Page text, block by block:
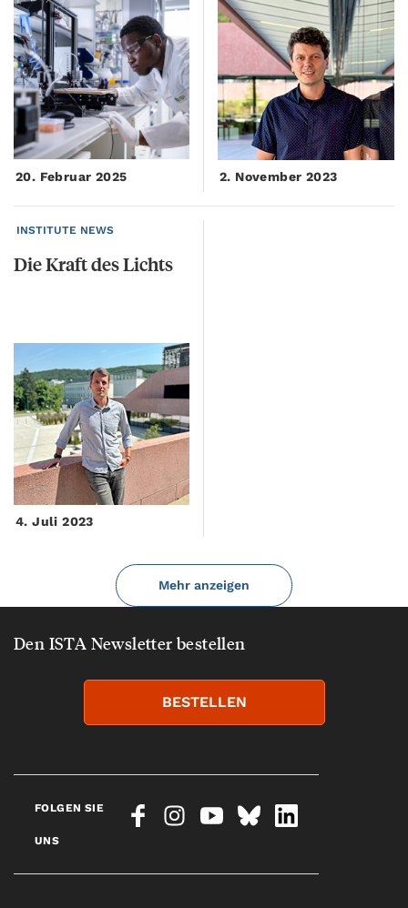
20. Februar 2025 2. November 2023
INSTITUTE NEWS
DieKraftdesLichts
4. Juli 2023
Mehr anzeigen
Den ISTA Newsletter bestellen
BESTELLEN
FOLGEN SIE
UNS